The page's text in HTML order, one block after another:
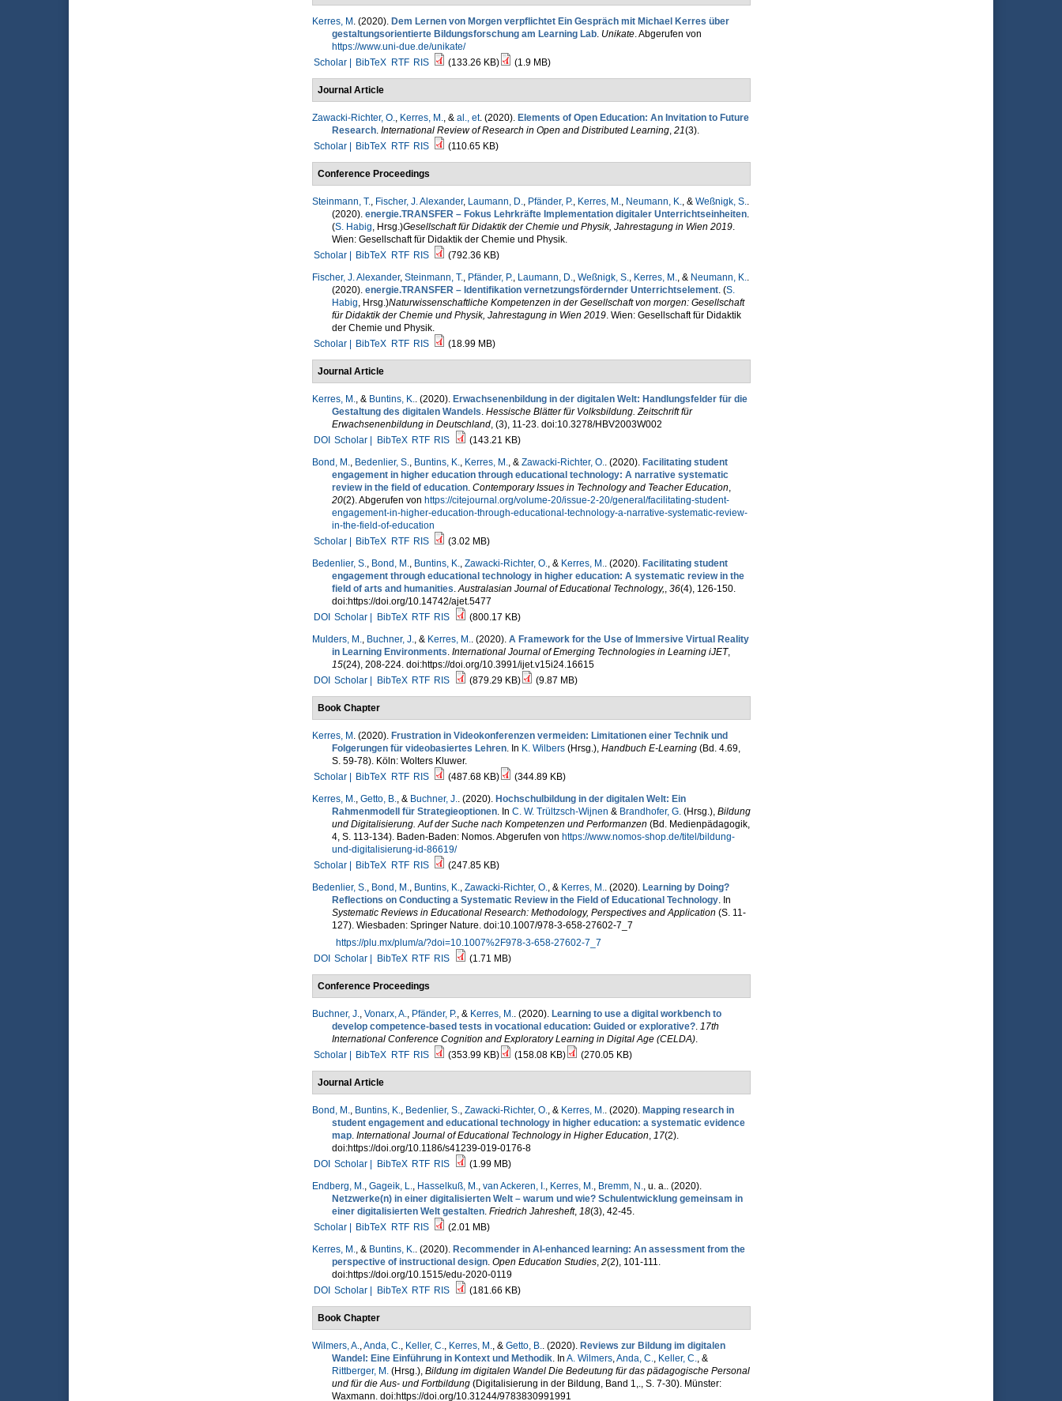
Kerres, M . (2020). Dem Lernen von Morgen verpflichtet Ein Gespräch mit Michael Kerres über
gestaltungsorientierte Bildungsforschung am Learning Lab. Unikate. Abgerufen von
https://www.uni-due.de/unikate/
Scholar |
BibTeX RTF RIS (133.26 KB) (1.9 MB)
Journal Article
Zawacki-Richter, O., Kerres, M., & al., et. (2020). Elements of Open Education: An Invitation to Future
Research. International Review of Research in Open and Distributed Learning, 21(3).
Scholar |
BibTeX RTF RIS (110.65 KB)
Conference Proceedings
Steinmann, T., Fischer, J. Alexander, Laumann, D., Pfänder, P., Kerres, M., Neumann, K., & Weßnigk, S..
(2020). energie.TRANSFER – Fokus Lehrkräfte Implementation digitaler Unterrichtseinheiten.
(S. Habig, Hrsg.)Gesellschaft für Didaktik der Chemie und Physik, Jahrestagung in Wien 2019.
Wien: Gesellschaft für Didaktik der Chemie und Physik.
Scholar |
BibTeX RTF RIS
(792.36 KB)
Fischer, J. Alexander, Steinmann, T., Pfänder, P., Laumann, D., Weßnigk, S., Kerres, M., & Neumann, K..
(2020). energie.TRANSFER – Identifikation vernetzungsfördernder Unterrichtselement. (S.
Habig, Hrsg.)Naturwissenschaftliche Kompetenzen in der Gesellschaft von morgen: Gesellschaft
für Didaktik der Chemie und Physik, Jahrestagung in Wien 2019. Wien: Gesellschaft für Didaktik
der Chemie und Physik.
Scholar |
BibTeX RTF RIS (18.99 MB)
Journal Article
Kerres, M., & Buntins, K.. (2020). Erwachsenenbildung in der digitalen Welt: Handlungsfelder für die
Gestaltung des digitalen Wandels. Hessische Blätter für Volksbildung. Zeitschrift für
Erwachsenenbildung in Deutschland, (3), 11-23. doi:10.3278/HBV2003W002
DOI Scholar | BibTeX RTF RIS
(143.21 KB)
Bond, M., Bedenlier, S., Buntins, K., Kerres, M., & Zawacki-Richter, O.. (2020). Facilitating student
engagement in higher education through educational technology: A narrative systematic
review in the field of education. Contemporary Issues in Technology and Teacher Education,
20(2). Abgerufen von https://citejournal.org/volume-20/issue-2-20/general/facilitating-student-
engagement-in-higher-education-through-educational-technology-a-narrative-systematic-review-
in-the-field-of-education
Scholar |
BibTeX RTF RIS
(3.02 MB)
Bedenlier, S., Bond, M., Buntins, K., Zawacki-Richter, O., & Kerres, M.. (2020). Facilitating student
engagement through educational technology in higher education: A systematic review in the
field of arts and humanities.Australasian Journal of Educational Technology,, 36(4), 126-150.
doi:https://doi.org/10.14742/ajet.5477
DOI Scholar | BibTeX RTF RIS
(800.17 KB)
Mulders, M., Buchner, J., & Kerres, M.. (2020). A Framework for the Use of Immersive Virtual Reality
in Learning Environments. International Journal of Emerging Technologies in Learning iJET,
15(24), 208-224. doi:https://doi.org/10.3991/ijet.v15i24.16615
DOI Scholar | BibTeX RTF RIS (879.29 KB) (9.87 MB)
Book Chapter
Kerres, M . (2020). Frustration in Videokonferenzen vermeiden: Limitationen einer Technik und
Folgerungen für videobasiertes Lehren. In K. Wilbers(Hrsg.), Handbuch E-Learning(Bd. 4.69,
S. 59-78). Köln: Wolters Kluwer.
Scholar |
BibTeX RTF RIS (487.68 KB)
(344.89 KB)
Kerres, M., Getto, B., & Buchner, J.. (2020). Hochschulbildung in der digitalen Welt: Ein
Rahmenmodell für Strategieoptionen. In C. W. Trültzsch-Wijnen & Brandhofer, G.(Hrsg.), Bildung
und Digitalisierung. Auf der Suche nach Kompetenzen und Performanzen (Bd. Medienpädagogik,
4, S. 113-134). Baden-Baden: Nomos. Abgerufen von https://www.nomos-shop.de/titel/bildung-
und-digitalisierung-id-86619/
Scholar |
BibTeX RTF RIS
(247.85 KB)
Bedenlier, S., Bond, M., Buntins, K., Zawacki-Richter, O., & Kerres, M.. (2020). Learning by Doing?
Reflections on Conducting a Systematic Review in the Field of Educational Technology. In
Systematic Reviews in Educational Research: Methodology, Perspectives and Application (S. 11-
127). Wiesbaden: Springer Nature. doi:10.1007/978-3-658-27602-7_7
https://plu.mx/plum/a/?doi=10.1007%2F978-3-658-27602-7_7
DOI Scholar | BibTeX RTF RIS (1.71 MB)
Conference Proceedings
Buchner, J., Vonarx, A., Pfänder, P., & Kerres, M.. (2020). Learning to use a digital workbench to
develop competence-based tests in vocational education: Guided or explorative?. 17th
International Conference Cognition and Exploratory Learning in Digital Age (CELDA).
Scholar |
BibTeX RTF RIS (353.99 KB) (158.08 KB) (270.05 KB)
Journal Article
Bond, M., Buntins, K., Bedenlier, S., Zawacki-Richter, O., & Kerres, M.. (2020). Mapping research in
student engagement and educational technology in higher education: a systematic evidence
map. International Journal of Educational Technology in Higher Education, 17(2).
doi:https://doi.org/10.1186/s41239-019-0176-8
DOI Scholar | BibTeX RTF RIS
(1.99 MB)
Endberg, M., Gageik, L., Hasselkuß, M., van Ackeren, I., Kerres, M., Bremm, N., u. a.. (2020).
Netzwerke(n) in einer digitalisierten Welt – warum und wie? Schulentwicklung gemeinsam in
einer digitalisierten Welt gestalten. Friedrich Jahresheft, 18(3), 42-45.
Scholar |
BibTeX RTF RIS
(2.01 MB)
Kerres, M., & Buntins, K.. (2020). Recommender in AI-enhanced learning: An assessment from the
perspective of instructional design. Open Education Studies, 2(2), 101-111.
doi:https://doi.org/10.1515/edu-2020-0119
DOI Scholar | BibTeX RTF RIS (181.66 KB)
Book Chapter
Wilmers, A.,Anda, C., Keller, C., Kerres, M., & Getto, B.. (2020). Reviews zur Bildung im digitalen
Wandel: Eine Einführung in Kontext und Methodik. In A. Wilmers,Anda, C., Keller, C., &
Rittberger, M.(Hrsg.), Bildung im digitalen Wandel Die Bedeutung für das pädagogische Personal
und für die Aus- und Fortbildung(Digitalisierung in der Bildung, Band 1,., S. 7-30). Münster:
Waxmann. doi:https://doi.org/10.31244/9783830991991